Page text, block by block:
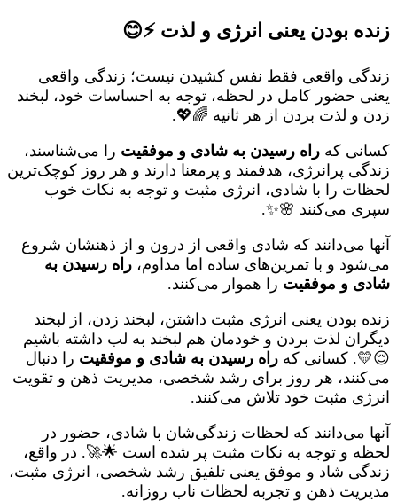
زنده بودن یعنی انرژی و لذت ⚡😊
زندگی واقعی فقط نفس کشیدن نیست؛ زندگی واقعی
یعنی حضور کامل در لحظه، توجه به احساسات خود، لبخند
زدن و لذت بردن از هر ثانیه 🌈💖.
کسانی که راه رسیدن به شادی و موفقیت را می‌شناسند،
زندگی پرانرژی، هدفمند و پرمعنا دارند و هر روز کوچک‌ترین
لحظات را با شادی، انرژی مثبت و توجه به نکات خوب
سپری می‌کنند 🌸✨.
آنها می‌دانند که شادی واقعی از درون و از ذهنشان شروع
می‌شود و با تمرین‌های ساده اما مداوم، راه رسیدن به
شادی و موفقیت را هموار می‌کنند.
زنده بودن یعنی انرژی مثبت داشتن، لبخند زدن، از لبخند
دیگران لذت بردن و خودمان هم لبخند به لب داشته باشیم
😌💛. کسانی که راه رسیدن به شادی و موفقیت را دنبال
می‌کنند، هر روز برای رشد شخصی، مدیریت ذهن و تقویت
انرژی مثبت خود تلاش می‌کنند.
آنها می‌دانند که لحظات زندگی‌شان با شادی، حضور در
لحظه و توجه به نکات مثبت پر شده است 🌟🚀. در واقع،
زندگی شاد و موفق یعنی تلفیق رشد شخصی، انرژی مثبت،
مدیریت ذهن و تجربه لحظات ناب روزانه.